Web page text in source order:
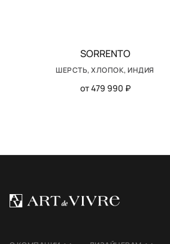
SORRENTO
ШЕРСТЬ, ХЛОПОК, ИНДИЯ
от 479 990 ₽